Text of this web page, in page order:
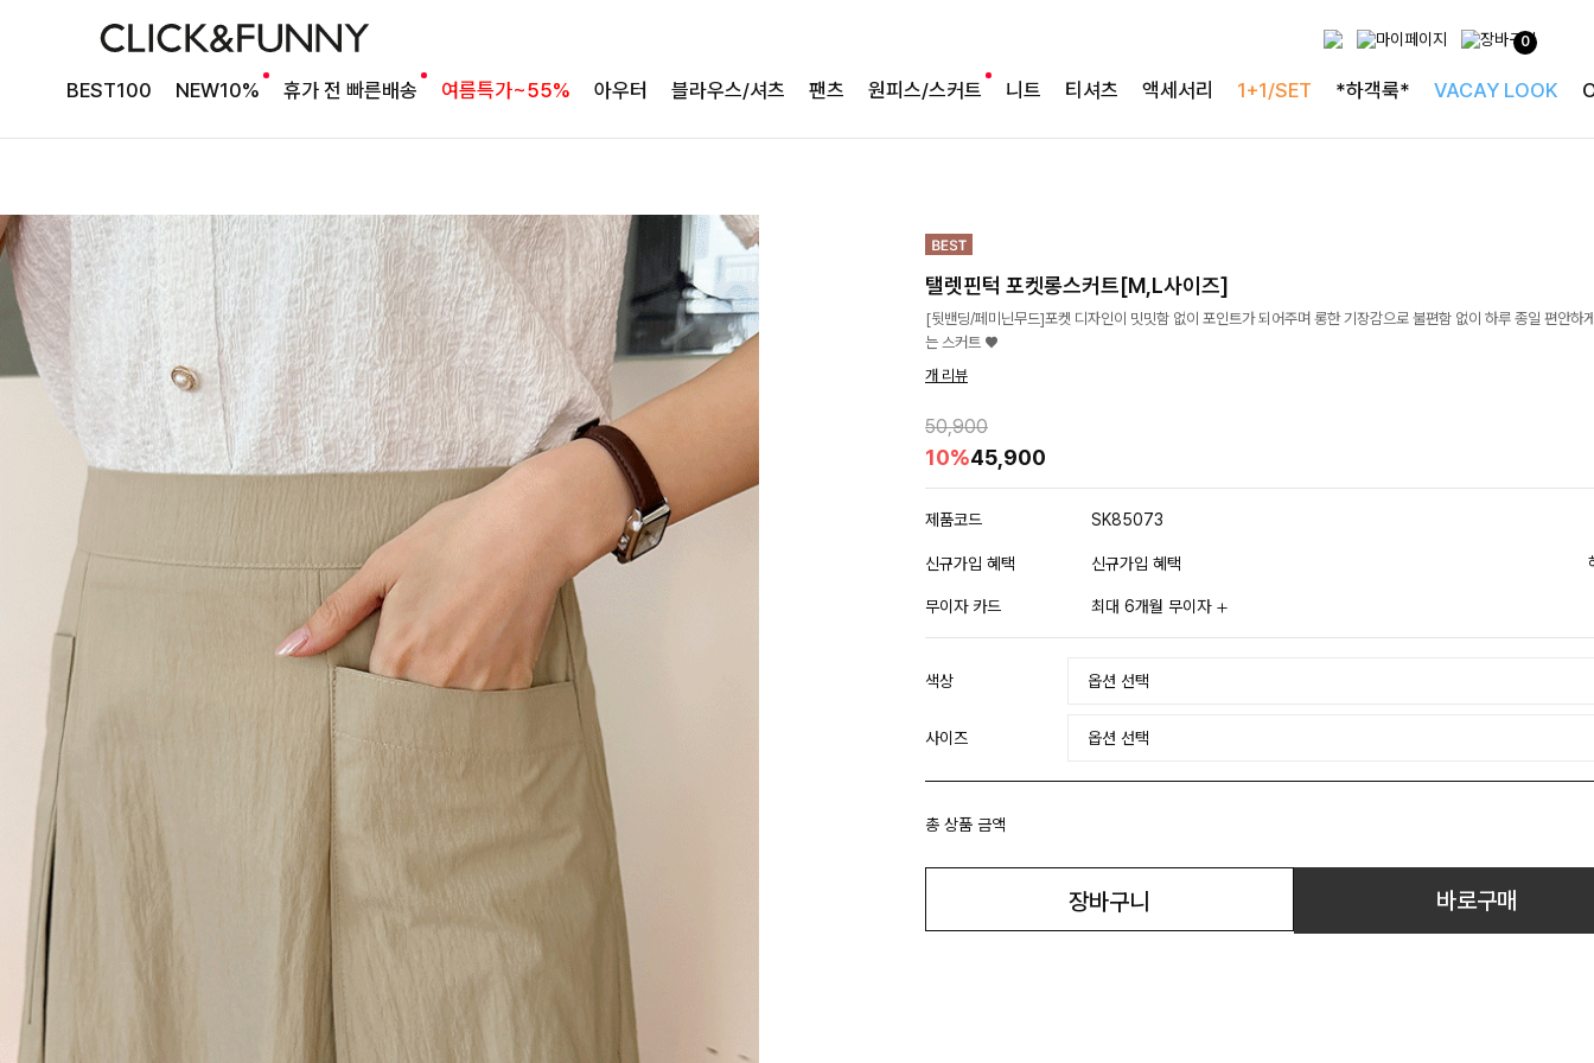
0
BEST100 NEW10% 휴가 전 빠른배송 여름특가~55% 아우터 블라우스/셔츠 팬츠 원피스/스커트 니트 티셔츠 액세서리 1+1/SET *하객룩* VACAY LOOK
탤렛핀턱 포켓롱스커트[M,L사이즈]
[뒷밴딩/페미닌무드]포켓 디자인이 밋밋함 없이 포인트가 되어주며 롱한 기장감으로 불편함 없이 하루 종일 편안하
는 스커트 ♥
개 리뷰
50,900
10%45,900
제품코드 SK85073
신규가입 혜택 신규가입 혜택
무이자 카드 최대 6개월 무이자
색상
사이즈
총 상품 금액
장바구니 바로구매